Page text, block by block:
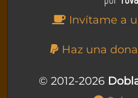
Invítame a
Haz una
© 2012-2026